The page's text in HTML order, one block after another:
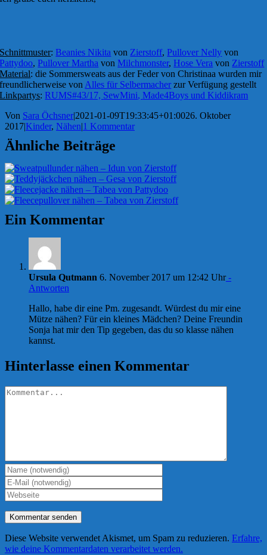
Schnittmuster:Beanies Nikita vonZierstoff,Pullover Nelly von
Pattydoo,Pullover Martha vonMilchmonster,Hose Vera vonZierstoff
Material: die Sommersweats aus der Feder von Christinaa wurden mir
freundlicherweise vonAlles für Selbermacher zur Verfügung gestellt
Linkpartys:RUMS#43/17, SewMini,Made4Boys undKiddikram
Von Sara Öchsner|2021-01-09T19:33:45+01:0026. Oktober
2017|Kinder, Nähen|1 Kommentar
Ähnliche Beiträge
Ein Kommentar
Ursula Qutmann 6. November 2017 um 12:42 Uhr-
Antworten
Hallo, habe dir eine Pm. zugesandt. Würdest du mir eine
Mütze nähen? Für ein kleines Mädchen? Deine Freundin
Sonja hat mir den Tip gegeben, das du so klasse nähen
kannst.
Hinterlasse einen Kommentar
Kommentar
Diese Website verwendet Akismet, um Spam zu reduzieren. Erfahre,
wie deine Kommentardaten verarbeitet werden.